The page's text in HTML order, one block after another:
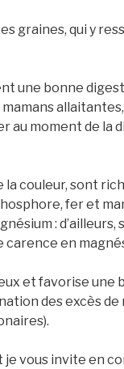
graines, qui y
une bonne
mamans
au moment de la
couleur, sont
fer et
:
carence en
et favorise une
des excès
vous invite en